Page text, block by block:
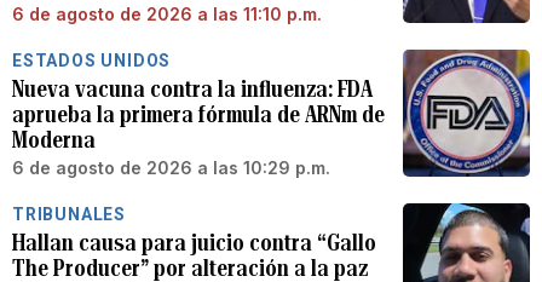
6 de agosto de 2026 a las 11:10 p.m.
ESTADOS UNIDOS
Nueva vacuna contra la influenza: FDA
aprueba la primera fórmula de ARNm de
Moderna
6 de agosto de 2026 a las 10:29 p.m.
TRIBUNALES
Hallan causa para juicio contra “Gallo
The Producer” por alteración a la paz